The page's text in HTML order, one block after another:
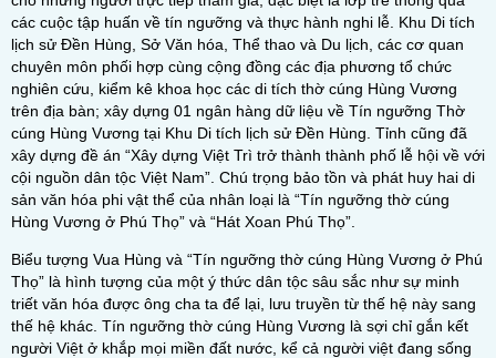
các cuộc tập huấn về tín ngưỡng và thực hành nghi lễ. Khu Di tích
lịch sử Đền Hùng, Sở Văn hóa, Thể thao và Du lịch, các cơ quan
chuyên môn phối hợp cùng cộng đồng các địa phương tổ chức
nghiên cứu, kiểm kê khoa học các di tích thờ cúng Hùng Vương
trên địa bàn; xây dựng 01 ngân hàng dữ liệu về Tín ngưỡng Thờ
cúng Hùng Vương tại Khu Di tích lịch sử Đền Hùng. Tỉnh cũng đã
xây dựng đề án “Xây dựng Việt Trì trở thành thành phố lễ hội về với
cội nguồn dân tộc Việt Nam”. Chú trọng bảo tồn và phát huy hai di
sản văn hóa phi vật thể của nhân loại là “Tín ngưỡng thờ cúng
Hùng Vương ở Phú Thọ” và “Hát Xoan Phú Thọ”.
Biểu tượng Vua Hùng và “Tín ngưỡng thờ cúng Hùng Vương ở Phú
Thọ” là hình tượng của một ý thức dân tộc sâu sắc như sự minh
triết văn hóa được ông cha ta để lại, lưu truyền từ thế hệ này sang
thế hệ khác. Tín ngưỡng thờ cúng Hùng Vương là sợi chỉ gắn kết
người Việt ở khắp mọi miền đất nước, kể cả người việt đang sống